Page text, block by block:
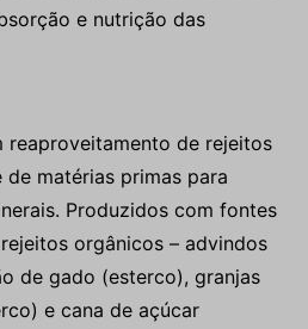
e nutrição das
de rejeitos
de matérias primas para
Produzidos com fontes
orgânicos – advindos
de gado (esterco), granjas
e cana de açúcar